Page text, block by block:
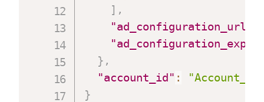
] ,
} ,
"account_id" :
}